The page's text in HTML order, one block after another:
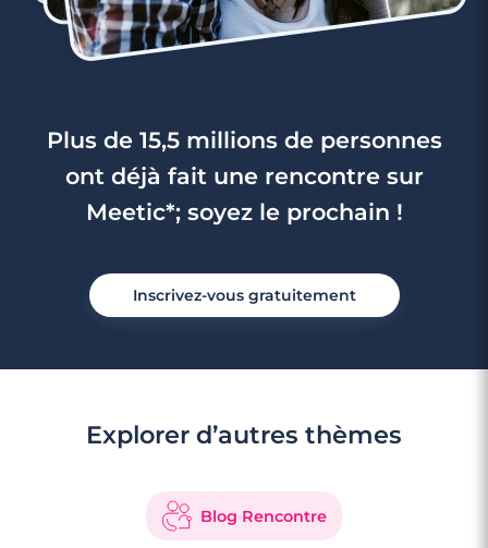
Plus de 15,5 millions de personnes
ont déjà fait une rencontre sur
Meetic*; soyez le prochain !
Inscrivez-vous gratuitement
Explorer d’autres thèmes
Blog Rencontre